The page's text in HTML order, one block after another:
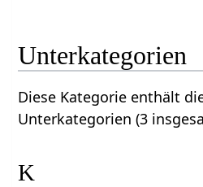
Unterkategorien
Diese Kategorie enthält
Unterkategorien (3
K